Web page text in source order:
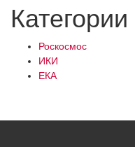
Категории
Роскосмос
ИКИ
ЕКА